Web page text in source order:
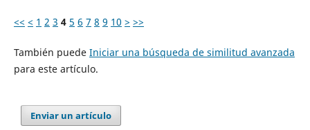
<< < 1 2 3 4 5 6 7 8 9 10 > >>
También puede Iniciar una búsqueda de similitud avanzada
para este artículo.
Enviar un artículo